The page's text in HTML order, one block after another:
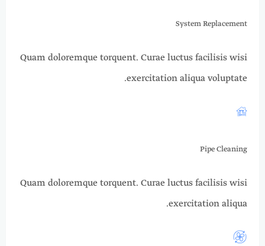
System Replacement
Quam doloremque torquent. Curae luctus facilisis wisi
exercitation aliqua voluptate.​​
Pipe Cleaning
Quam doloremque torquent. Curae luctus facilisis wisi
exercitation aliqua.​​​